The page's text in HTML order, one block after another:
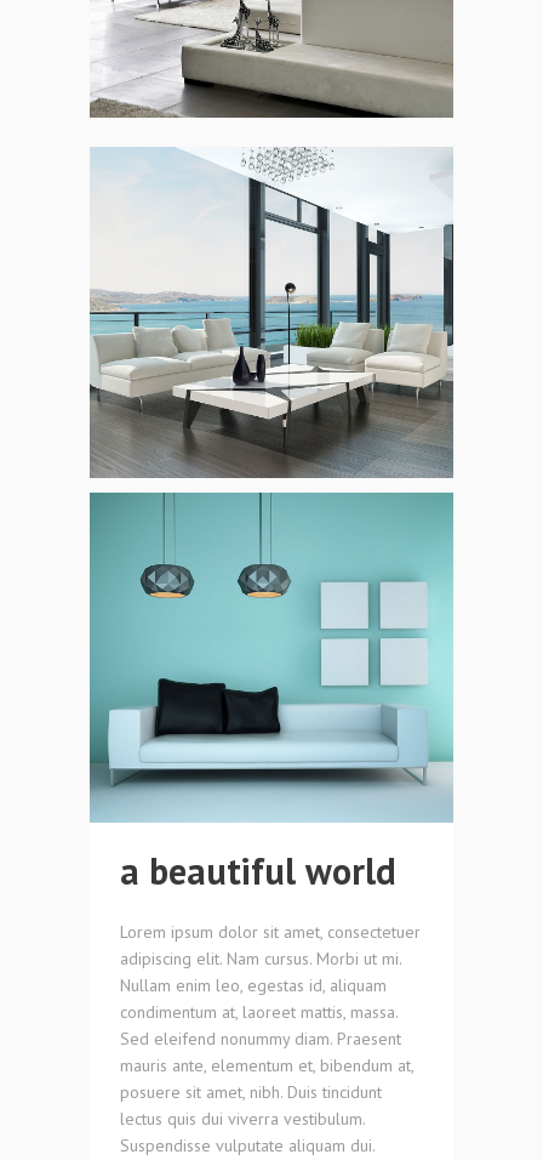
a beautiful world
Lorem ipsum dolor sit amet, consectetuer
adipiscing elit. Nam cursus. Morbi ut mi.
Nullam enim leo, egestas id, aliquam
condimentum at, laoreet mattis, massa.
Sed eleifend nonummy diam. Praesent
mauris ante, elementum et, bibendum at,
posuere sit amet, nibh. Duis tincidunt
lectus quis dui viverra vestibulum.
Suspendisse vulputate aliquam dui.